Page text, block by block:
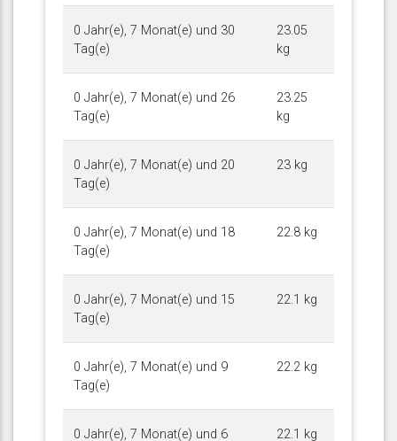
0 Jahr(e), 7 Monat(e) und 30
Tag(e)
23.05
kg
0 Jahr(e), 7 Monat(e) und 26
Tag(e)
23.25
kg
0 Jahr(e), 7 Monat(e) und 20
Tag(e)
23 kg
0 Jahr(e), 7 Monat(e) und 18
Tag(e)
22.8 kg
0 Jahr(e), 7 Monat(e) und 15
Tag(e)
22.1 kg
0 Jahr(e), 7 Monat(e) und 9
Tag(e)
22.2 kg
0 Jahr(e), 7 Monat(e) und 6
22.1 kg